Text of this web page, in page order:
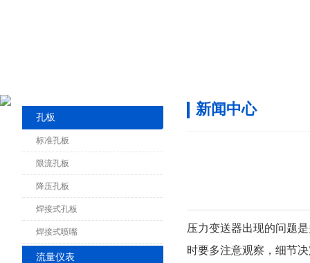
孔板
标准孔板
限流孔板
降压孔板
焊接式孔板
焊接式喷嘴
流量仪表
新闻中心
压力变送器出现的问题是多
时要多注意观察，细